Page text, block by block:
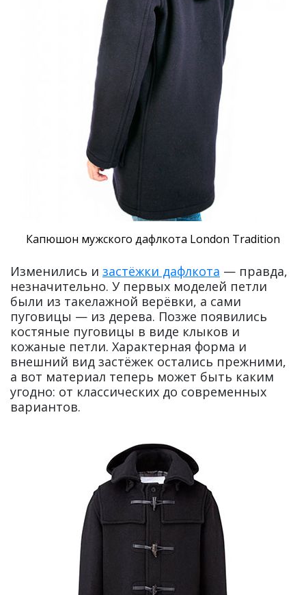
Капюшон мужского дафлкота London Tradition
Изменились и застёжки дафлкота — правда,
незначительно. У первых моделей петли
были из такелажной верёвки, а сами
пуговицы — из дерева. Позже появились
костяные пуговицы в виде клыков и
кожаные петли. Характерная форма и
внешний вид застёжек остались прежними,
а вот материал теперь может быть каким
угодно: от классических до современных
вариантов.